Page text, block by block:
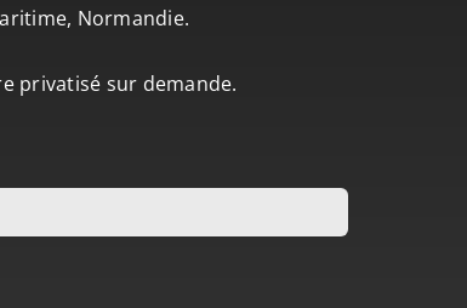
Normandie.
privatisé sur demande.